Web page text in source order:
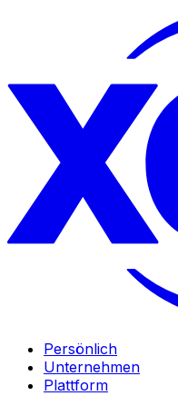
Persönlich
Unternehmen
Plattform